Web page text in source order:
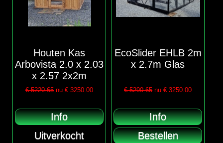
Houten Kas
Arbovista 2.0 x 2.03
x 2.57 2x2m
€ 5220.65 nu €3250.00
EcoSlider EHLB 2m
x 2.7m Glas
€ 5290.65nu €3250.00